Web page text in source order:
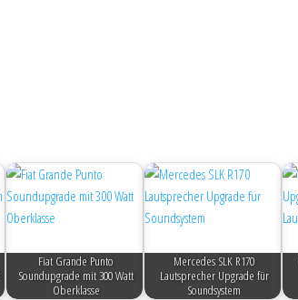
Fiat Grande Punto
Soundupgrade mit 300 Watt
Oberklasse
Mercedes SLK R170
Lautsprecher Upgrade für
Soundsystem